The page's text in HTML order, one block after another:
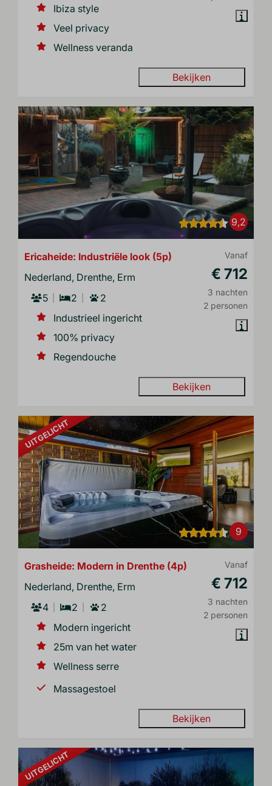
Ibiza style
Veel privacy
Wellness veranda
Bekijken
9,2
Vanaf
€ 712
3 nachten
2 personen
Ericaheide: Industriële look (5p)
Nederland, Drenthe, Erm
5
2
2
Industrieel ingericht
100% privacy
Regendouche
Bekijken
UITGELICHT
9
Vanaf
€ 712
3 nachten
2 personen
Grasheide: Modern in Drenthe (4p)
Nederland, Drenthe, Erm
4
2
2
Modern ingericht
25m van het water
Wellness serre
Massagestoel
Bekijken
UITGELICHT